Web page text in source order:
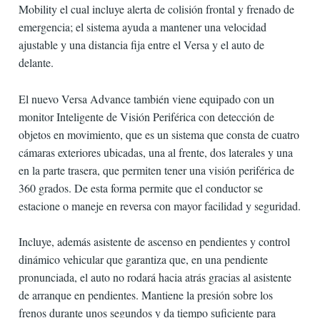
Mobility el cual incluye alerta de colisión frontal y frenado de
emergencia; el sistema ayuda a mantener una velocidad
ajustable y una distancia fija entre el Versa y el auto de
delante.
El nuevo Versa Advance también viene equipado con un
monitor Inteligente de Visión Periférica con detección de
objetos en movimiento, que es un sistema que consta de cuatro
cámaras exteriores ubicadas, una al frente, dos laterales y una
en la parte trasera, que permiten tener una visión periférica de
360 grados. De esta forma permite que el conductor se
estacione o maneje en reversa con mayor facilidad y seguridad.
Incluye, además asistente de ascenso en pendientes y control
dinámico vehicular que garantiza que, en una pendiente
pronunciada, el auto no rodará hacia atrás gracias al asistente
de arranque en pendientes. Mantiene la presión sobre los
frenos durante unos segundos y da tiempo suficiente para